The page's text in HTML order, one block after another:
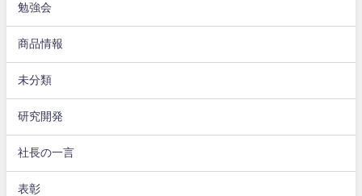
勉強会
商品情報
未分類
研究開発
社長の一言
表彰